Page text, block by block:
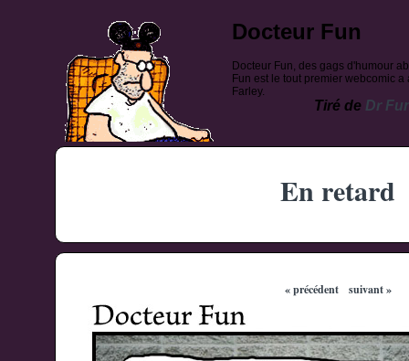
Docteur Fun
Docteur Fun, des gags d'humour
Fun est le tout premier webcomic
Farley.
Tiré de Dr
En retard
« précédent suivant »